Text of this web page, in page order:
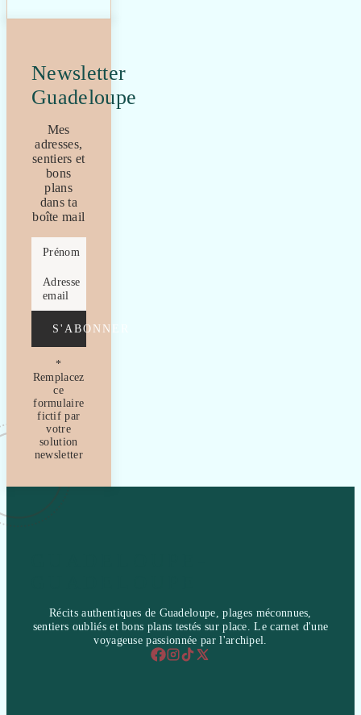
Newsletter
Guadeloupe
Mes
adresses,
sentiers et
bons
plans
dans ta
boîte mail
Prénom
Adresse
email
S'ABONNER
*
Remplacez
ce
formulaire
fictif par
votre
solution
newsletter
Récits authentiques de Guadeloupe, plages méconnues,
sentiers oubliés et bons plans testés sur place. Le carnet d'une
voyageuse passionnée par l'archipel.